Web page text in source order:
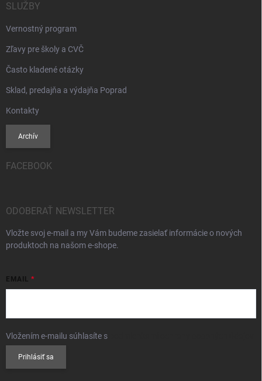
SLUŽBY
Vernostný program
Zľavy pre školy a CVČ
Často kladené otázky
Sklad, predajňa a výdajňa Poprad
Kontakty
Archív
FACEBOOK
ODOBERAŤ NEWSLETTER
Vložte svoj e-mail a my Vám budeme zasielať informácie o nových
produktoch na našom e-shope.
EMAIL
Vložením e-mailu súhlasíte s
Prihlásiť sa